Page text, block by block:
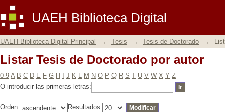
UAEH Biblioteca Digital
Listar Tesis de Doctorado por autor
UAEH Biblioteca Digital Principal → Tesis → Tesis de Doctorado →
Listar Tesis de Doctorado por autor
0-9 A B C D E F G H J K L M N O P Q R S T U V W X Y Z
O introducir las primeras letras:
Orden: Resultados: